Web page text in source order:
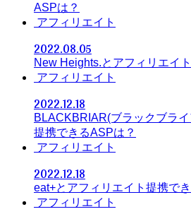
ASPは？
アフィリエイト
2022.08.05
New Heights.とアフィリエイ
アフィリエイト
2022.12.18
BLACKBRIAR(ブラックブラ
提携できるASPは？
アフィリエイト
2022.12.18
eat+とアフィリエイト提携で
アフィリエイト